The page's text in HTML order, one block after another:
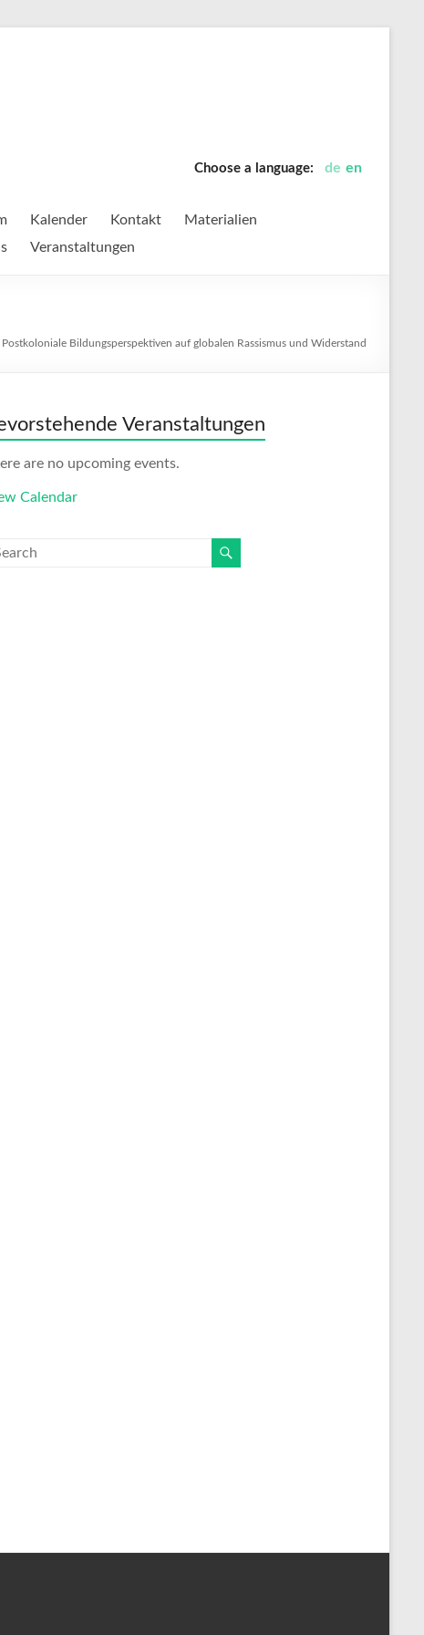
Choose a language: de en
Kalender Kontakt
Materialien
Veranstaltungen
Postkoloniale Bildungsperspektiven auf globalen Rassismus und Widerstand
Veranstaltungen
are no upcoming events.
Calendar